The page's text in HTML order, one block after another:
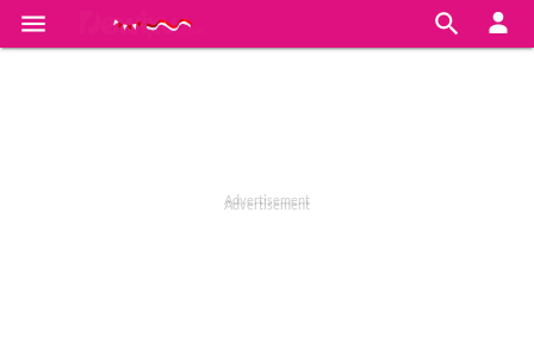
 